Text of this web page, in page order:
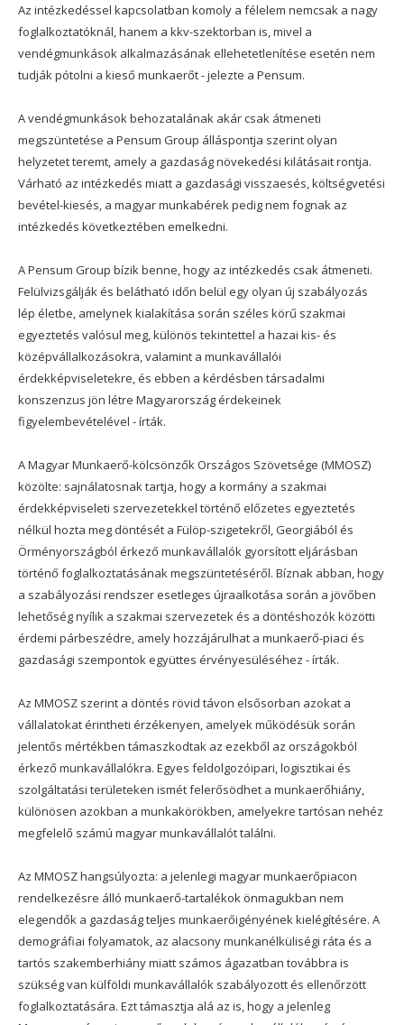
Az intézkedéssel kapcsolatban komoly a félelem nemcsak a nagy
foglalkoztatóknál, hanem a kkv-szektorban is, mivel a
vendégmunkások alkalmazásának ellehetetlenítése esetén nem
tudják pótolni a kieső munkaerőt - jelezte a Pensum.
A vendégmunkások behozatalának akár csak átmeneti
megszüntetése a Pensum Group álláspontja szerint olyan
helyzetet teremt, amely a gazdaság növekedési kilátásait rontja.
Várható az intézkedés miatt a gazdasági visszaesés, költségvetési
bevétel-kiesés, a magyar munkabérek pedig nem fognak az
intézkedés következtében emelkedni.
A Pensum Group bízik benne, hogy az intézkedés csak átmeneti.
Felülvizsgálják és belátható időn belül egy olyan új szabályozás
lép életbe, amelynek kialakítása során széles körű szakmai
egyeztetés valósul meg, különös tekintettel a hazai kis- és
középvállalkozásokra, valamint a munkavállalói
érdekképviseletekre, és ebben a kérdésben társadalmi
konszenzus jön létre Magyarország érdekeinek
figyelembevételével - írták.
A Magyar Munkaerő-kölcsönzők Országos Szövetsége (MMOSZ)
közölte: sajnálatosnak tartja, hogy a kormány a szakmai
érdekképviseleti szervezetekkel történő előzetes egyeztetés
nélkül hozta meg döntését a Fülöp-szigetekről, Georgiából és
Örményországból érkező munkavállalók gyorsított eljárásban
történő foglalkoztatásának megszüntetéséről. Bíznak abban, hogy
a szabályozási rendszer esetleges újraalkotása során a jövőben
lehetőség nyílik a szakmai szervezetek és a döntéshozók közötti
érdemi párbeszédre, amely hozzájárulhat a munkaerő-piaci és
gazdasági szempontok együttes érvényesüléséhez - írták.
Az MMOSZ szerint a döntés rövid távon elsősorban azokat a
vállalatokat érintheti érzékenyen, amelyek működésük során
jelentős mértékben támaszkodtak az ezekből az országokból
érkező munkavállalókra. Egyes feldolgozóipari, logisztikai és
szolgáltatási területeken ismét felerősödhet a munkaerőhiány,
különösen azokban a munkakörökben, amelyekre tartósan nehéz
megfelelő számú magyar munkavállalót találni.
Az MMOSZ hangsúlyozta: a jelenlegi magyar munkaerőpiacon
rendelkezésre álló munkaerő-tartalékok önmagukban nem
elegendők a gazdaság teljes munkaerőigényének kielégítésére. A
demográfiai folyamatok, az alacsony munkanélküliségi ráta és a
tartós szakemberhiány miatt számos ágazatban továbbra is
szükség van külföldi munkavállalók szabályozott és ellenőrzött
foglalkoztatására. Ezt támasztja alá az is, hogy a jelenleg